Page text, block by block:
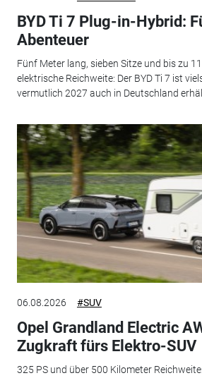
BYD Ti 7 Plug-in-Hybrid:
Abenteuer
Fünf Meter lang, sieben Sitze und bis zu
elektrische Reichweite: Der BYD Ti 7 ist
vermutlich 2027 auch in Deutschland
06.08.2026 #SUV
Opel Grandland Electric
Zugkraft fürs Elektro-SUV
325 PS und über 500 Kilometer